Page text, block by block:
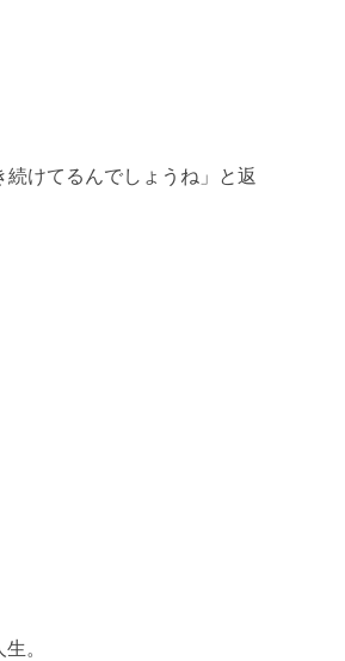
けてるんでしょうね」と返
。